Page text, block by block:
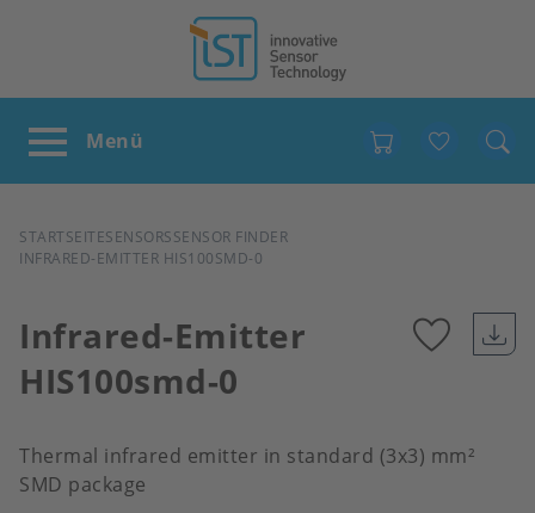
PFADNAVIGATION
STARTSEITESENSORSSENSOR FINDER
INFRARED-EMITTER HIS100SMD-0
Infrared-Emitter
HIS100smd-0
to
Thermal infrared emitter in standard (3x3) mm²
SMD package